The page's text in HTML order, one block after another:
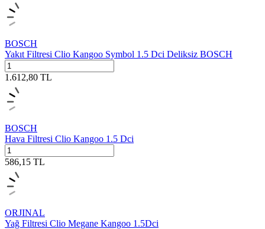
BOSCH
Yakıt Filtresi Clio Kangoo Symbol 1.5 Dci Deliksiz BOSCH
1.612,80 TL
BOSCH
Hava Filtresi Clio Kangoo 1.5 Dci
586,15 TL
ORJINAL
Yağ Filtresi Clio Megane Kangoo 1.5Dci